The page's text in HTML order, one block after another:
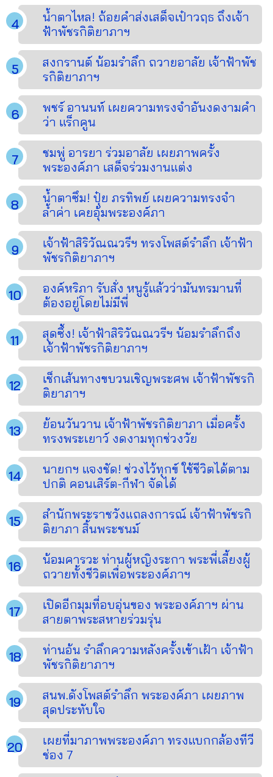
น้ำตาไหล! ถ้อยคำส่งเสด็จเป๋าวฤธ ถึงเจ้า
ฟ้าพัชรกิติยาภาฯ
สงกรานต์ น้อมรำลึก ถวายอาลัย เจ้าฟ้าพัช
รกิติยาภาฯ
พชร์ อานนท์ เผยความทรงจำอันงดงามคำ
ว่า แร็กคูน
ชมพู่ อารยา ร่วมอาลัย เผยภาพครั้ง
พระองค์ภา เสด็จร่วมงานแต่ง
น้ำตาซึม! ปุ๋ย ภรทิพย์ เผยความทรงจำ
ล้ำค่า เคยอุ้มพระองค์ภา
เจ้าฟ้าสิริวัณณวรีฯ ทรงโพสต์รำลึก เจ้าฟ้า
พัชรกิติยาภาฯ
องค์หริภา รับสั่ง หนูรู้แล้วว่ามันทรมานที่
ต้องอยู่โดยไม่มีพี่
สุดซึ้ง! เจ้าฟ้าสิริวัณณวรีฯ น้อมรำลึกถึง
เจ้าฟ้าพัชรกิติยาภาฯ
เช็กเส้นทางขบวนเชิญพระศพ เจ้าฟ้าพัชรกิ
ติยาภาฯ
ย้อนวันวาน เจ้าฟ้าพัชรกิติยาภา เมื่อครั้ง
ทรงพระเยาว์ งดงามทุกช่วงวัย
นายกฯ แจงชัด! ช่วงไว้ทุกข์ ใช้ชีวิตได้ตาม
ปกติ คอนเสิร์ต-กีฬา จัดได้
สำนักพระราชวังแถลงการณ์ เจ้าฟ้าพัชรกิ
ติยาภา สิ้นพระชนม์
น้อมคารวะ ท่านผู้หญิงระกา พระพี่เลี้ยงผู้
ถวายทั้งชีวิตเพื่อพระองค์ภาฯ
เปิดอีกมุมที่อบอุ่นของ พระองค์ภาฯ ผ่าน
สายตาพระสหายร่วมรุ่น
ท่านอ้น รำลึกความหลังครั้งเข้าเฝ้า เจ้าฟ้า
พัชรกิติยาภาฯ
สนพ.ดังโพสต์รำลึก พระองค์ภา เผยภาพ
สุดประทับใจ
เผยที่มาภาพพระองค์ภา ทรงแบกกล้องทีวี
ช่อง 7